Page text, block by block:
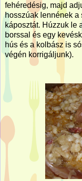
fehéredésig, majd
hosszúak lennének a
káposztát. Húzzuk le
borssal és egy
hús és a kolbász is
végén korrigáljunk).